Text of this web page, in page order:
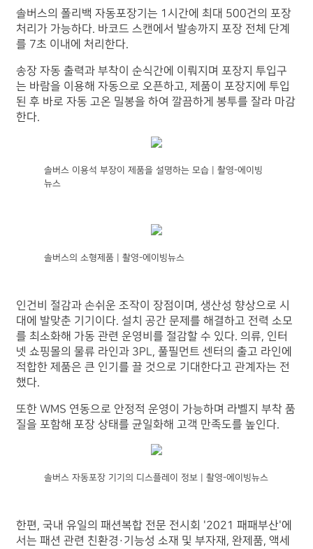
솔버스의 폴리백 자동포장기는 1시간에 최대 500건의 포장
처리가 가능하다. 바코드 스캔에서 발송까지 포장 전체 단계
를 7초 이내에 처리한다.
송장 자동 출력과 부착이 순식간에 이뤄지며 포장지 투입구
는 바람을 이용해 자동으로 오픈하고, 제품이 포장지에 투입
된 후 바로 자동 고온 밀봉을 하여 깔끔하게 봉투를 잘라 마감
한다.
솔버스 이용석 부장이 제품을 설명하는 모습 | 촬영-에이빙
뉴스
솔버스의 소형제품 | 촬영-에이빙뉴스
인건비 절감과 손쉬운 조작이 장점이며, 생산성 향상으로 시
대에 발맞춘 기기이다. 설치 공간 문제를 해결하고 전력 소모
를 최소화해 가동 관련 운영비를 절감할 수 있다. 의류, 인터
넷 쇼핑몰의 물류 라인과 3PL, 풀필먼트 센터의 출고 라인에
적합한 제품은 큰 인기를 끌 것으로 기대한다고 관계자는 전
했다.
또한 WMS 연동으로 안정적 운영이 가능하며 라벨지 부착 품
질을 포함해 포장 상태를 균일화해 고객 만족도를 높인다.
솔버스 자동포장 기기의 디스플레이 정보 | 촬영-에이빙뉴스
한편, 국내 유일의 패션복합 전문 전시회 '2021 패패부산'에
서는 패션 관련 친환경·기능성 소재 및 부자재, 완제품, 액세